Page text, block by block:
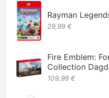
Rayman
29,99 €
Fire Emblem:
Collection
109,99 €